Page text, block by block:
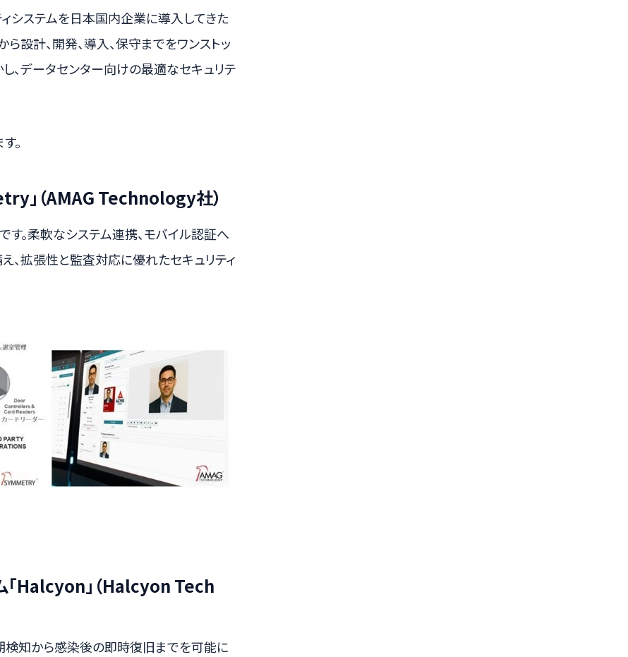
システムを日本国内企業に導入してきた
設計、開発、導入、保守までをワンストッ
、データセンター向けの最適なセキュリテ
。
」（AMAG Technology社）
。柔軟なシステム連携、モバイル認証へ
、拡張性と監査対応に優れたセキュリティ
「Halcyon」（Halcyon Tech
検知から感染後の即時復旧までを可能に